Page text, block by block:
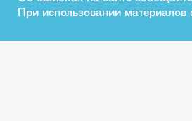
При использовании